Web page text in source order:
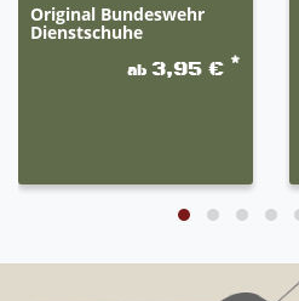
Original Bundeswehr
Dienstschuhe
ab3,95 € *